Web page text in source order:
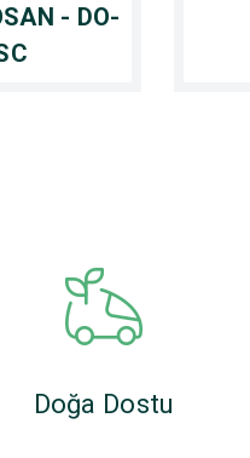
- DO-
Doğa Dostu